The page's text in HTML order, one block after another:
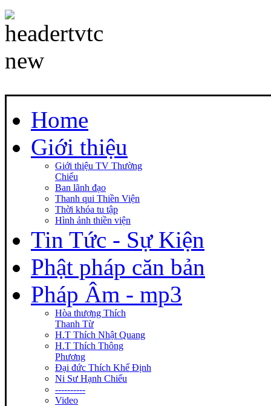
Home
Giới thiệu
Giới thiệu TV Thường
Chiếu
Ban lãnh đạo
Thanh qui Thiền Viện
Thời khóa tu tập
Hình ảnh thiền viện
Tin Tức - Sự Kiện
Phật pháp căn bản
Pháp Âm - mp3
Hòa thượng Thích
Thanh Từ
H.T Thích Nhật Quang
H.T Thích Thông
Phương
Đại đức Thích Khế Định
Ni Sư Hạnh Chiếu
----------
Video